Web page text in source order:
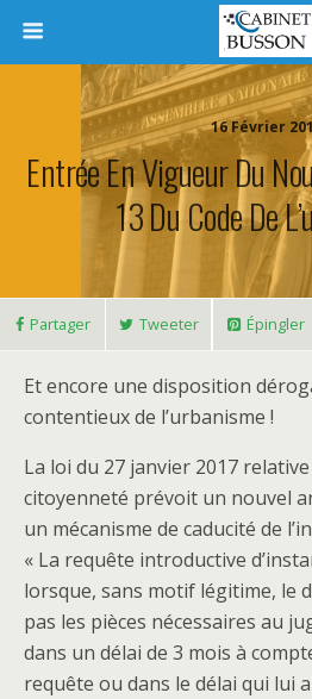
16 Février
Entrée En Vigueur Du
13 Du Code De
Partager Tweeter Épingler
Et encore une disposition
contentieux de l’urbanisme !
La loi du 27 janvier 2017 relative
citoyenneté prévoit un nouvel
un mécanisme de caducité de
« La requête introductive
lorsque, sans motif légitime, le
pas les pièces nécessaires au
dans un délai de 3 mois à
requête ou dans le délai qui lui